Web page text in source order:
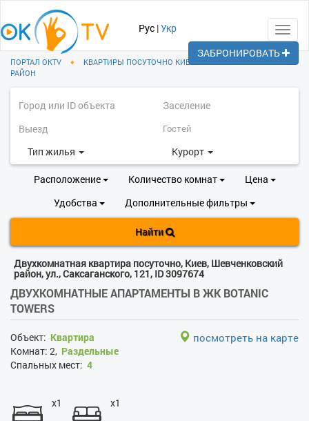
Рус |Укр
ПОРТАЛ OKTV ♦ КВАРТИРЫ ПОСУТОЧНО КИЕВ
РАЙОН
Тип жилья Курорт
Расположение Количество комнат
Цена
Удобства
Дополнительные фильтры
Найти
Двухкомнатная квартира посуточно, Киев, Шевченковский
район, ул., Саксаганского, 121, ID 3097674
ДВУХКОМНАТНЫЕ АПАРТАМЕНТЫ В ЖК BOTANIC
TOWERS
Объект: Квартира
Комнат: 2, Раздельные
Спальных мест: 4
посмотреть на карте
x1 x1
ЗАБРОНИРОВАТЬ